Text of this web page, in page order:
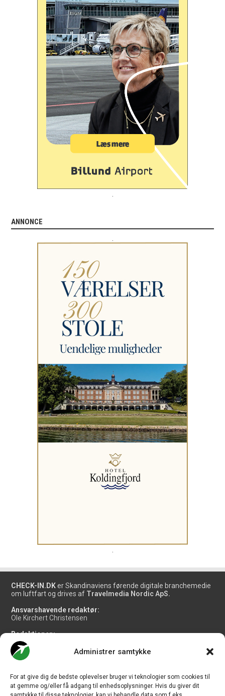
Administrer samtykke
For at give dig de bedste oplevelser bruger vi teknologier som cookies til
at gemme og/eller få adgang til enhedsoplysninger. Hvis du giver dit
ANNONCE
CHECK-IN.DK er Skandinaviens førende digitale branchemedie
om luftfart og drives af Travelmedia Nordic ApS.
Ansvarshavende redaktør:
Ole Kirchert Christensen
Redaktionen:
Christian Granhøj Skouboe
Henrik Baumgarten
Danny Longhi Andreasen
Salg og jobannoncer:
salg@travelmedianordic.com